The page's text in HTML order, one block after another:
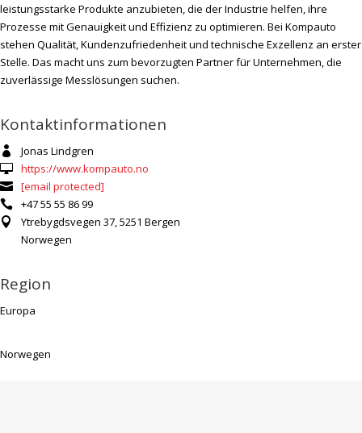
leistungsstarke Produkte anzubieten, die der Industrie helfen, ihre
Prozesse mit Genauigkeit und Effizienz zu optimieren. Bei Kompauto
stehen Qualität, Kundenzufriedenheit und technische Exzellenz an erster
Stelle. Das macht uns zum bevorzugten Partner für Unternehmen, die
zuverlässige Messlösungen suchen.
Kontaktinformationen
 Jonas Lindgren
 https://www.kompauto.no
 [email protected]
 +47 55 55 86 99

Ytrebygdsvegen 37, 5251 Bergen
Norwegen
Region
Europa
Norwegen